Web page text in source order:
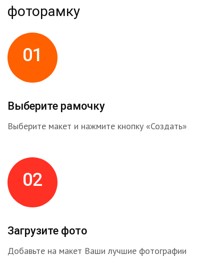
фоторамку
01
Выберите рамочку
Выберите макет и нажмите кнопку «Создать»
02
Загрузите фото
Добавьте на макет Ваши лучшие фотографии